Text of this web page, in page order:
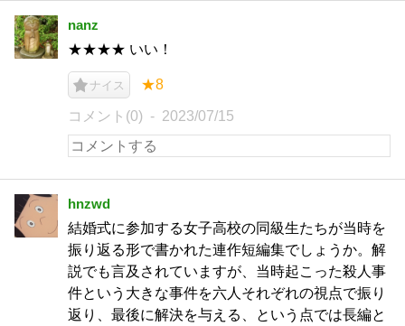
nanz
★★★★ いい！
ナイス ★8
コメント(0) 2023/07/15
hnzwd
結婚式に参加する女子高校の同級生たちが当時を
振り返る形で書かれた連作短編集でしょうか。解
説でも言及されていますが、当時起こった殺人事
件という大きな事件を六人それぞれの視点で振り
返り、最後に解決を与える、という点では長編と